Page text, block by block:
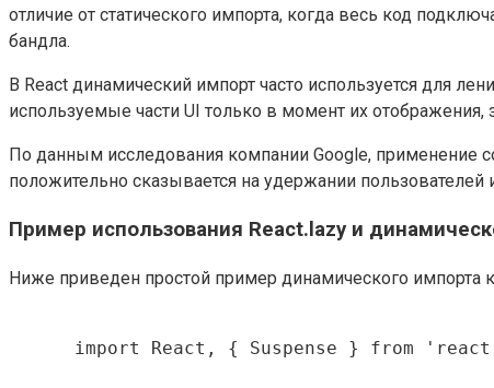
отличие от статического импорта, когда весь код
бандла.
В React динамический импорт часто используется для
используемые части UI только в момент их
По данным исследования компании Google, применение
положительно сказывается на удержании пользователей
Пример использования React.lazy и
Ниже приведен простой пример динамического импорта
import React, { Suspense } from